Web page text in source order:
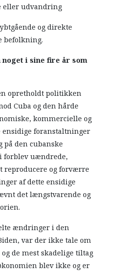
eller udvandring
og direkte
befolkning.
i sine fire år som
opretholdt politikken
Cuba og den hårde
kommercielle og
ensidige foranstaltninger
den cubanske
forblev uændrede,
reproducere og forværre
af dette ensidige
det længstvarende og
ændringer i den
var der ikke tale om
de mest skadelige tiltag
blev ikke og er